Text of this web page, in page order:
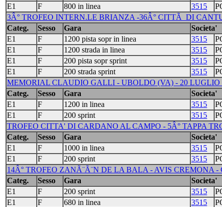
E1
F 800 in linea 3515
3Â° TROFEO INTERN.LE BRIANZA -36Â° CITTÃ DI
Categ.
Sesso Gara
Societa'
E1
F 1200 pista sopr in linea 3515
E1
F 1200 strada in linea 3515
E1
F 200 pista sopr sprint 3515
E1
F 200 strada sprint 3515
MEMORIAL CLAUDIO GALLI - UBOLDO (VA) - 20 LUGLIO
Categ.
Sesso Gara
Societa'
E1
F 1200 in linea 3515
E1
F 200 sprint 3515
TROFEO CITTA' DI CARDANO AL CAMPO - 5Â° TAPPA
Categ.
Sesso Gara
Societa'
E1
F 1000 in linea 3515
E1
F 200 sprint 3515
14Â° TROFEO ZANÃ¨Ã¨N DE LA BALA - AVIS CREMONA -
Categ.
Sesso Gara
Societa'
E1
F 200 sprint 3515
E1
F 680 in linea 3515